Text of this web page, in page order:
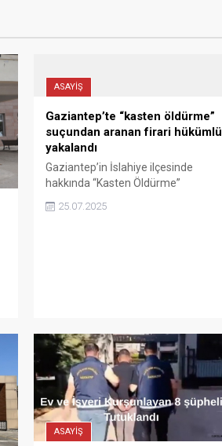
ASAYİŞ
Gaziantep’te “kasten öldürme”
suçundan aranan firari hükümlü
yakalandı
Gaziantep’in İslahiye ilçesinde
hakkında “Kasten Öldürme”
suçundan 11 yıl 8 ay kesinleşmiş
hapis cezası bulunan firari Y.Ö.
25.07.2025
ASAYİŞ